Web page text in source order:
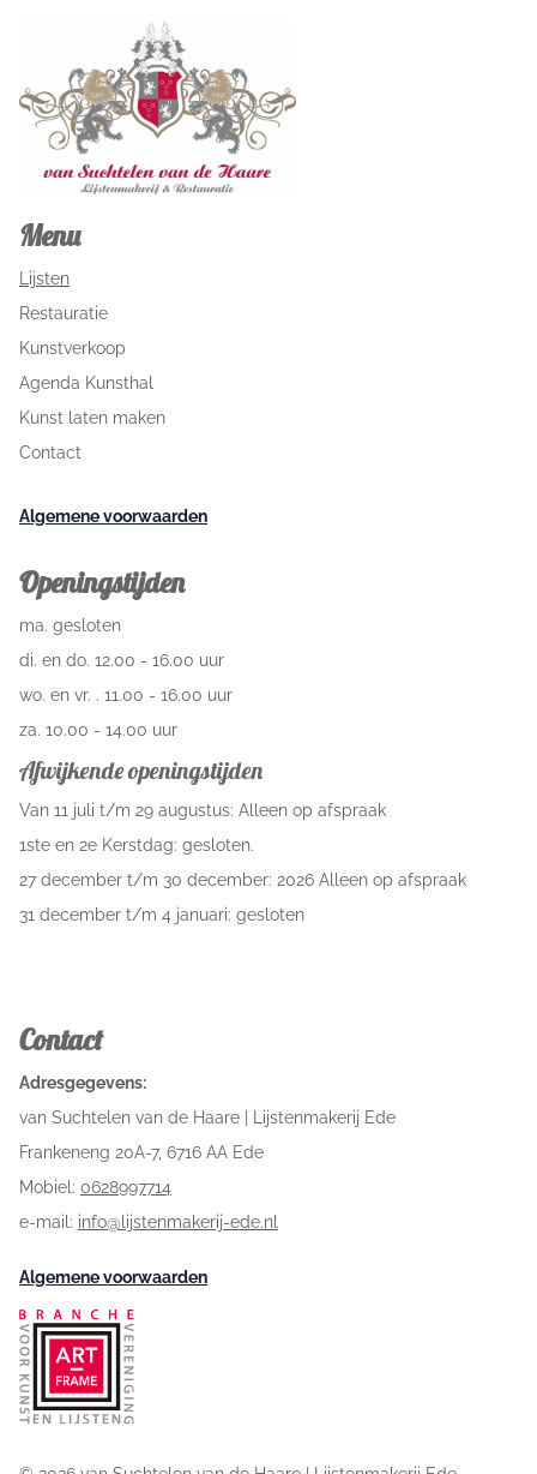
Menu
Lijsten
Restauratie
Kunstverkoop
Agenda Kunsthal
Kunst laten maken
Contact
Algemene voorwaarden
Openingstijden
ma. gesloten
di. en do. 12.00 - 16.00 uur
wo. en vr. . 11.00 - 16.00 uur
za. 10.00 - 14.00 uur
Afwijkende openingstijden
Van 11 juli t/m 29 augustus: Alleen op afspraak
1ste en 2e Kerstdag: gesloten.
27 december t/m 30 december: 2026 Alleen op afspraak
31 december t/m 4 januari: gesloten
Contact
Adresgegevens:
van Suchtelen van de Haare | Lijstenmakerij Ede
Frankeneng 20A-7, 6716 AA Ede
Mobiel: 0628997714
e-mail: info@lijstenmakerij-ede.nl
Algemene voorwaarden